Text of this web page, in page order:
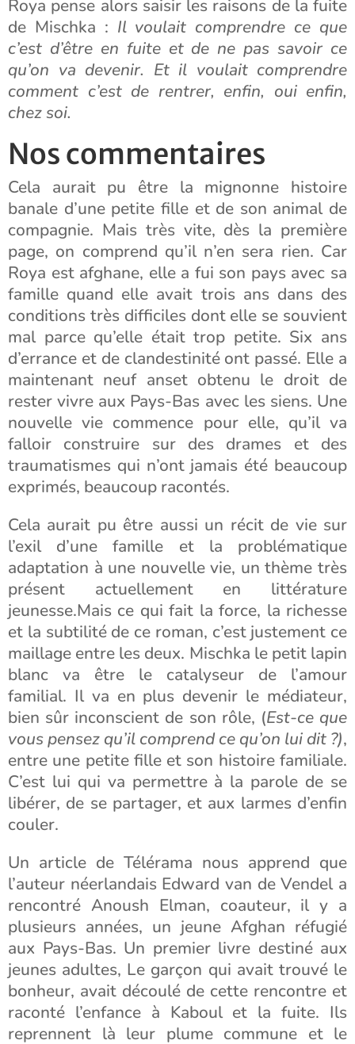
Roya pense alors saisir les raisons de la fuite
de Mischka : Il voulait comprendre ce que
c’est d’être en fuite et de ne pas savoir ce
qu’on va devenir. Et il voulait comprendre
comment c’est de rentrer, enfin, oui enfin,
chez soi.
Nos commentaires
Cela aurait pu être la mignonne histoire
banale d’une petite fille et de son animal de
compagnie. Mais très vite, dès la première
page, on comprend qu’il n’en sera rien. Car
Roya est afghane, elle a fui son pays avec sa
famille quand elle avait trois ans dans des
conditions très difficiles dont elle se souvient
mal parce qu’elle était trop petite. Six ans
d’errance et de clandestinité ont passé. Elle a
maintenant neuf anset obtenu le droit de
rester vivre aux Pays-Bas avec les siens. Une
nouvelle vie commence pour elle, qu’il va
falloir construire sur des drames et des
traumatismes qui n’ont jamais été beaucoup
exprimés, beaucoup racontés.
Cela aurait pu être aussi un récit de vie sur
l’exil d’une famille et la problématique
adaptation à une nouvelle vie, un thème très
présent actuellement en littérature
jeunesse.Mais ce qui fait la force, la richesse
et la subtilité de ce roman, c’est justement ce
maillage entre les deux. Mischka le petit lapin
blanc va être le catalyseur de l’amour
familial. Il va en plus devenir le médiateur,
bien sûr inconscient de son rôle, (Est-ce que
vous pensez qu’il comprend ce qu’on lui dit ?),
entre une petite fille et son histoire familiale.
C’est lui qui va permettre à la parole de se
libérer, de se partager, et aux larmes d’enfin
couler.
Un article de Télérama nous apprend que
l’auteur néerlandais Edward van de Vendel a
rencontré Anoush Elman, coauteur, il y a
plusieurs années, un jeune Afghan réfugié
aux Pays-Bas. Un premier livre destiné aux
jeunes adultes, Le garçon qui avait trouvé le
bonheur, avait découlé de cette rencontre et
raconté l’enfance à Kaboul et la fuite. Ils
reprennent là leur plume commune et le